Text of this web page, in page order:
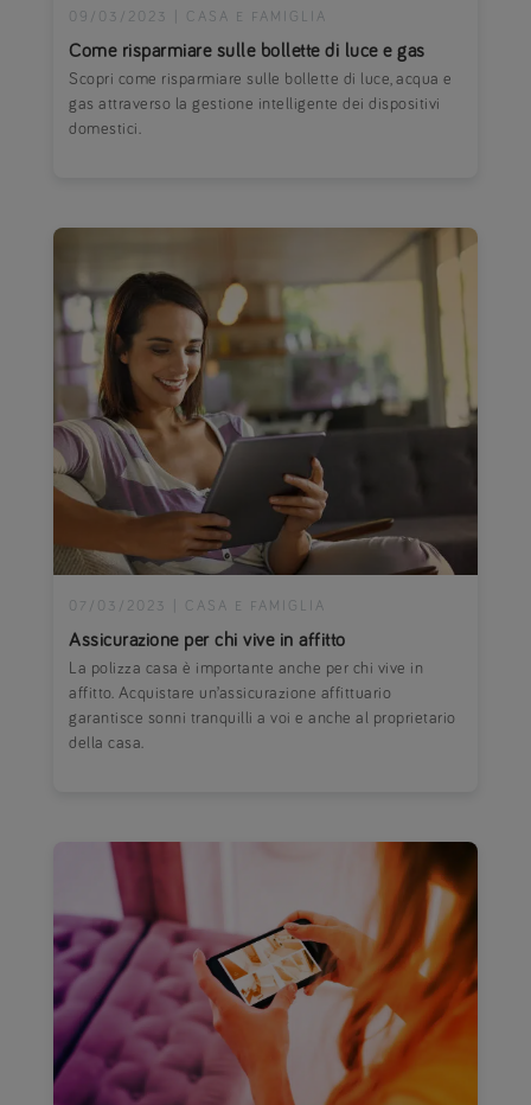
Come risparmiare sulle bollette di luce e gas
09/03/2023 CASA E FAMIGLIA
Scopri come risparmiare sulle bollette di luce, acqua e
gas attraverso la gestione intelligente dei dispositivi
domestici.
Assicurazione per chi vive in affitto
07/03/2023 CASA E FAMIGLIA
La polizza casa è importante anche per chi vive in
affitto. Acquistare un’assicurazione affittuario
garantisce sonni tranquilli a voi e anche al proprietario
della casa.